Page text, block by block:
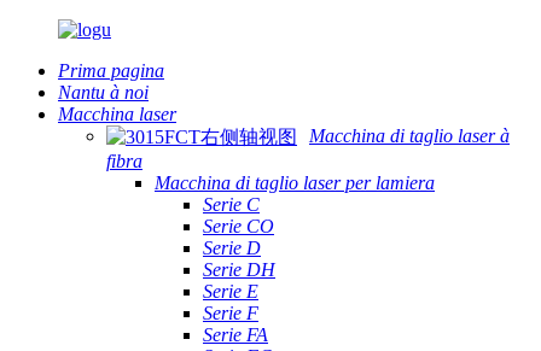
Prima pagina
Nantu à noi
Macchina laser
Macchina di taglio laser à
fibra
Macchina di taglio laser per lamiera
Serie C
Serie CO
Serie D
Serie DH
Serie E
Serie F
Serie FA